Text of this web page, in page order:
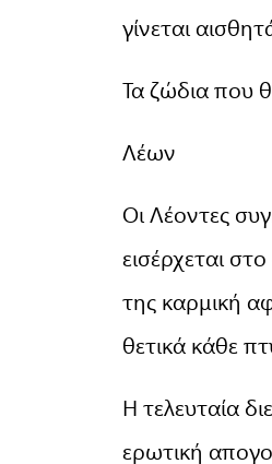
γίνεται
Τα ζώδια που
Λέων
Οι Λέοντες
εισέρχεται
της καρμική
θετικά κάθε
Η τελευταία
ερωτική